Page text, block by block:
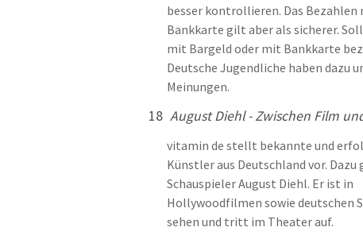
besser kontrollieren. Das Bezahlen
Bankkarte gilt aber als sicherer.
mit Bargeld oder mit Bankkarte
Deutsche Jugendliche haben dazu
Meinungen.
18 August Diehl - Zwischen Film
vitamin de stellt bekannte und
Künstler aus Deutschland vor. Dazu
Schauspieler August Diehl. Er ist in
Hollywoodfilmen sowie deutschen
sehen und tritt im Theater auf.